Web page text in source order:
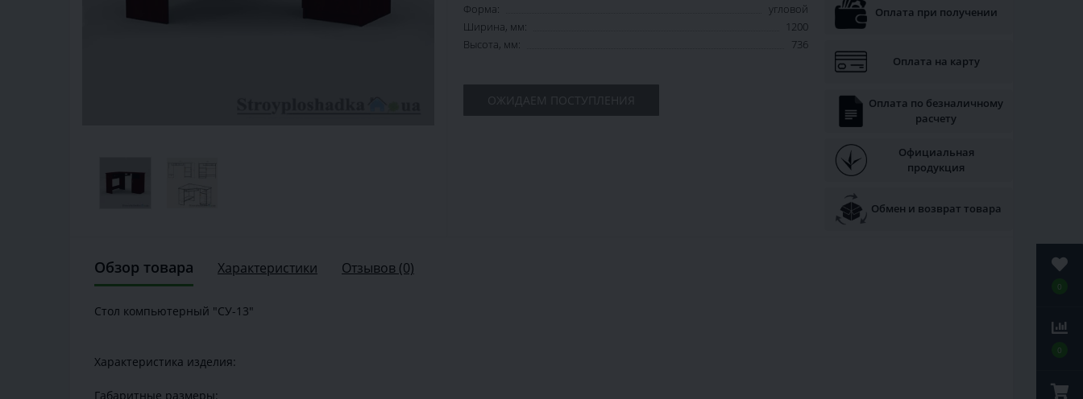
0
0
Форма:
угловой
Ширина, мм:
1200
Высота, мм:
736
ОЖИДАЕМ ПОСТУПЛЕНИЯ
Оплата при получении
Оплата на карту
Оплата по безналичному
расчету
Официальная
продукция
Обмен и возврат товара
Обзор товара Характеристики Отзывов (0)
Стол компьютерный "СУ-13"
Характеристика изделия:
Габаритные размеры: